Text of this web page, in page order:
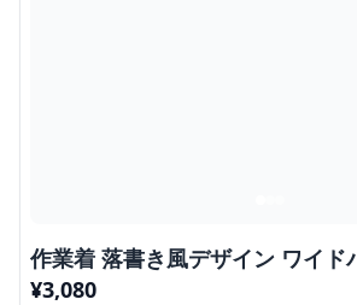
作業着 落書き風デザイン ワイド
¥3,080